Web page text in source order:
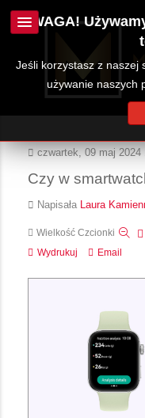
czwartek, 09 maj 2024
Czy w
Napisała Laura
Wielkość Czcionki
Wydrukuj
Email
UWAGA!
Jeśli korzystasz z naszej
używanie naszych